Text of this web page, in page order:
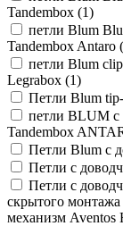
Tandembox (1)
петли Blum
Tandembox Antaro (
петли Blum
Legrabox (1)
Петли Blum
петли BLUM
Tandembox
Петли Blum с
Петли с
Петли с
скрытого
механизм Aventos